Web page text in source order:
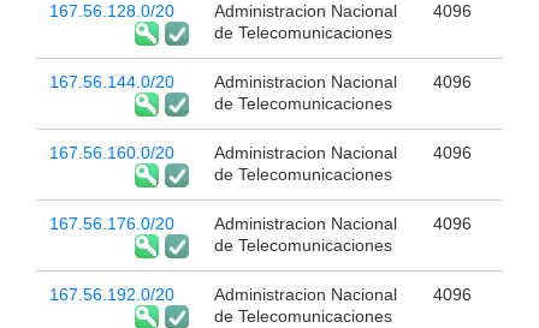
167.56.128.0/20
Administracion Nacional
de Telecomunicaciones
4096
167.56.144.0/20
Administracion Nacional
de Telecomunicaciones
4096
167.56.160.0/20
Administracion Nacional
de Telecomunicaciones
4096
167.56.176.0/20
Administracion Nacional
de Telecomunicaciones
4096
167.56.192.0/20
Administracion Nacional
de Telecomunicaciones
4096